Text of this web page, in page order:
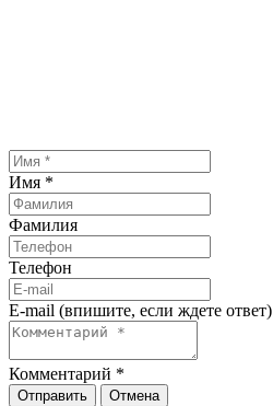
Имя *
Фамилия
Телефон
E-mail (впишите, если ждете ответ)
Комментарий *
Отправить Отмена